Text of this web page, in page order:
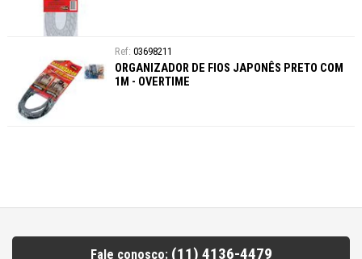
03698211
ORGANIZADOR DE FIOS JAPONÊS PRETO COM
1M - OVERTIME
Fale conosco: (11) 4136-4479